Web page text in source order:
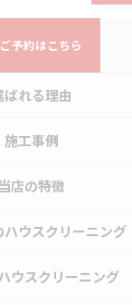
ご予約はこちら
ばれる理由
施工事例
当店の特徴
ハウスクリーニング
ウスクリーニング